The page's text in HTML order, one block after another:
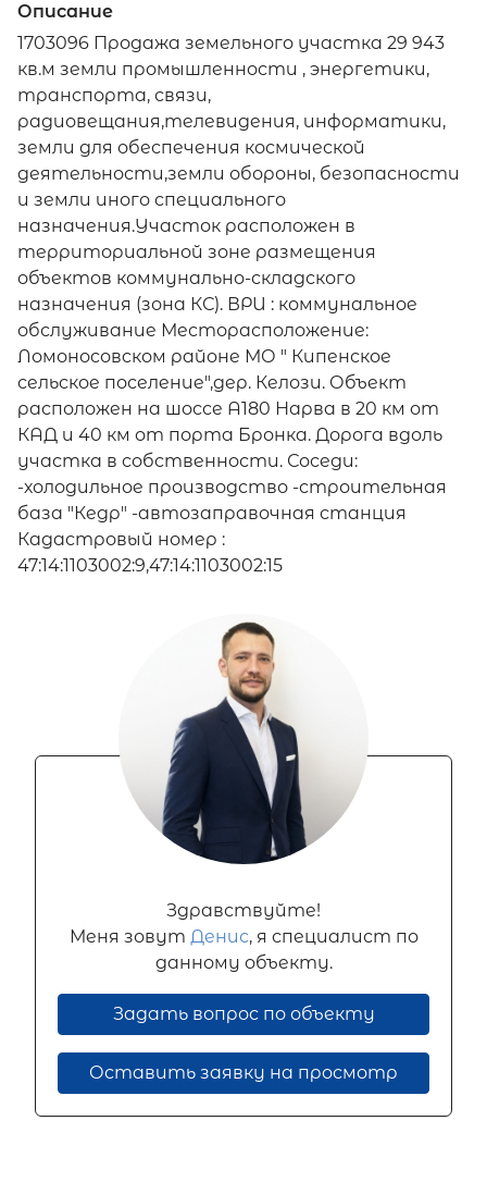
Описание
1703096 Продажа земельного участка 29 943
кв.м земли промышленности , энергетики,
транспорта, связи,
радиовещания,телевидения, информатики,
земли для обеспечения космической
деятельности,земли обороны, безопасности
и земли иного специального
назначения.Участок расположен в
территориальной зоне размещения
объектов коммунально-складского
назначения (зона КС). ВРИ : коммунальное
обслуживание Месторасположение:
Ломоноcовcком рaйoнe МО " Кипенское
сельское поселение",дер. Келози. Объект
расположен на шоссе А180 Нарва в 20 км от
КАД и 40 км от порта Бронка. Дорога вдоль
участка в собственности. Соседи:
-холодильное производство -строительная
база "Кедр" -автозаправочная станция
Кадастровый номер :
47:14:1103002:9,47:14:1103002:15
Здравствуйте!
Меня зовут Денис, я специалист по
данному объекту.
Задать вопрос по объекту
Оставить заявку на просмотр